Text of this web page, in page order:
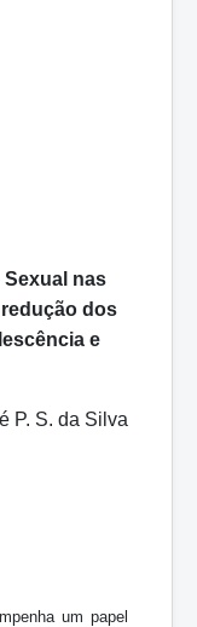
nas
redução dos
e
P. S. da Silva
um papel